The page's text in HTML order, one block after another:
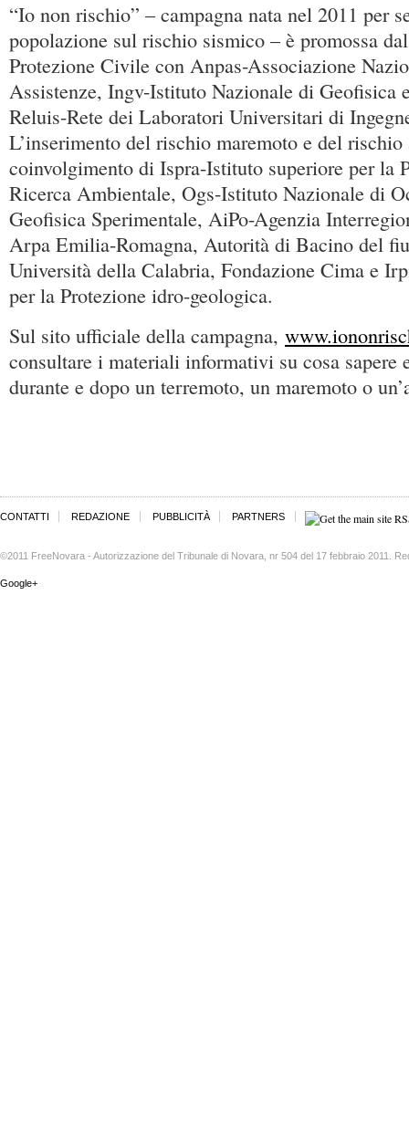
“Io non rischio” – campagna nata nel 2011 per
popolazione sul rischio sismico – è promossa
Protezione Civile con Anpas-Associazione
Assistenze, Ingv-Istituto Nazionale di Geofisica
Reluis-Rete dei Laboratori Universitari di
L’inserimento del rischio maremoto e del
coinvolgimento di Ispra-Istituto superiore per la
Ricerca Ambientale, Ogs-Istituto Nazionale di
Geofisica Sperimentale, AiPo-Agenzia
Arpa Emilia-Romagna, Autorità di Bacino del
Università della Calabria, Fondazione Cima e
per la Protezione idro-geologica.
Sul sito ufficiale della campagna,
consultare i materiali informativi su cosa sapere
durante e dopo un terremoto, un maremoto o
CONTATTI REDAZIONE PUBBLICITÀ PARTNERS
©2011 FreeNovara - Autorizzazione del Tribunale di Novara, nr 504 del 17 febbraio 2011.
Google+